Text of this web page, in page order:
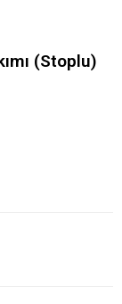
(Stoplu)